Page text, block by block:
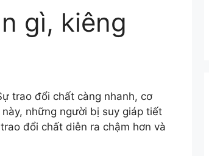
gì, kiêng
trao đổi chất càng nhanh, cơ
những người bị suy giáp tiết
đổi chất diễn ra chậm hơn và